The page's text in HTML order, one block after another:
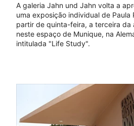
A galeria Jahn und Jahn volta a
uma exposição individual de Paula
partir de quinta-feira, a terceira da
neste espaço de Munique, na
intitulada "Life Study".